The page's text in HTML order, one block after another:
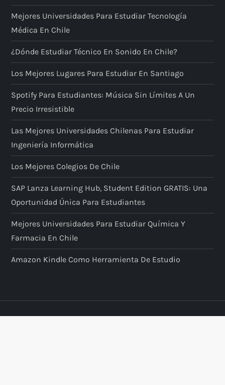
Mejores Universidades Para Estudiar Tecnología
Médica En Chile
¿Dónde Estudiar Técnico En Sonido En Chile?
Los Mejores Lugares Para Estudiar En Santiago
Spotify Para Estudiantes: Música Sin Límites A Un
Precio Irresistible
Las Mejores Universidades Chilenas Para Estudiar
Ingeniería Informática
Los Mejores Colegios De Chile
SAP Lanza Learning Hub, Student Edition GRATIS: Una
Oportunidad Única Para Estudiantes
Mejores Universidades Para Estudiar Química Y
Farmacia En Chile
Amazon Kindle Como Herramienta De Estudio